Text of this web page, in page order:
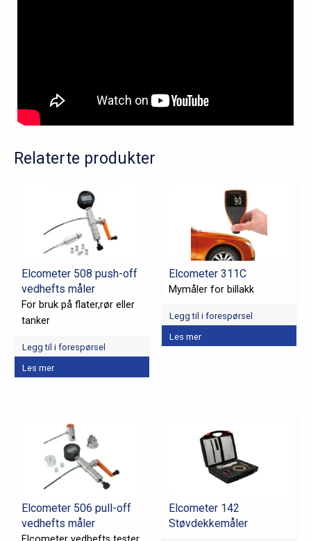
Relaterte produkter
Elcometer 508 push-off
vedhefts måler
For bruk på flater,rør eller
tanker
Legg til i forespørsel
Les mer
Elcometer 311C
Mymåler for billakk
Legg til i forespørsel
Dette
produktet
Les mer
Elcometer 506 pull-off
vedhefts måler
Elcometer 142
Støvdekkemåler